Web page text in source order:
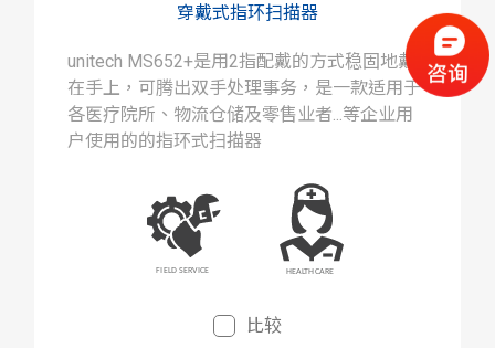
穿戴式指环扫描器
unitech MS652+是用2指配戴的方式稳固地戴
在手上，可腾出双手处理事务，是一款适用于
各医疗院所、物流仓储及零售业者...等企业用
户使用的的指环式扫描器
比较